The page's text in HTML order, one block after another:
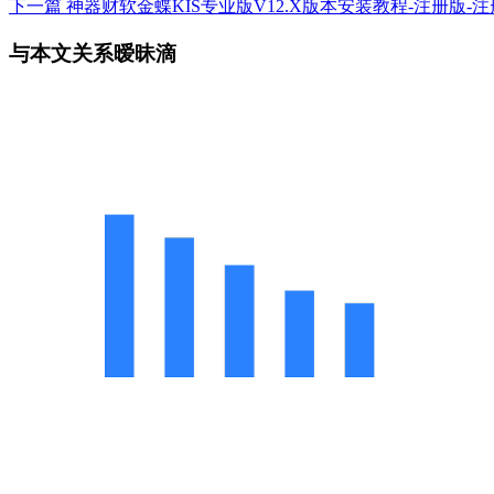
下一篇 神器财软金蝶KIS专业版V12.X版本安装教程-注册版-注
与本文关系暧昧滴